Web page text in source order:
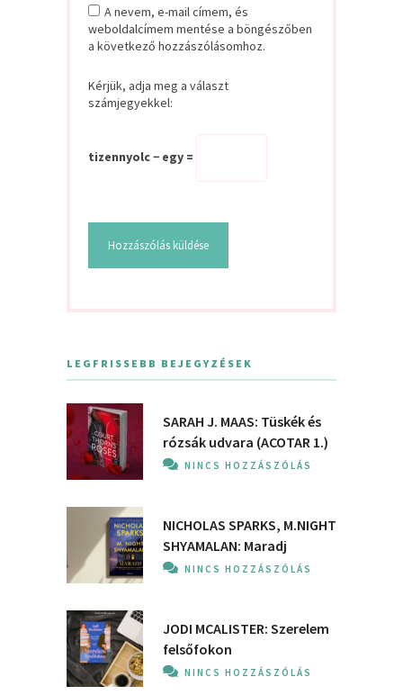
A nevem, e-mail címem, és
weboldalcímem mentése a böngészőben
a következő hozzászólásomhoz.
Kérjük, adja meg a választ
számjegyekkel:
tizennyolc − egy =
LEGFRISSEBB BEJEGYZÉSEK
SARAH J. MAAS: Tüskék és
rózsák udvara (ACOTAR 1.)
NINCS HOZZÁSZÓLÁS
NICHOLAS SPARKS, M.NIGHT
SHYAMALAN: Maradj
NINCS HOZZÁSZÓLÁS
JODI MCALISTER: Szerelem
felsőfokon
NINCS HOZZÁSZÓLÁS